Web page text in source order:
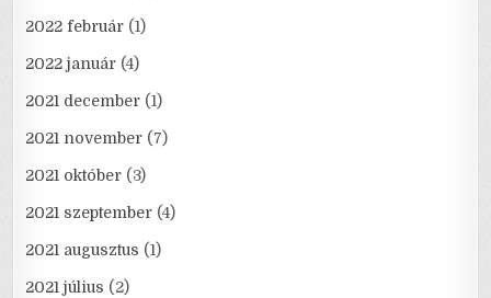
2022 február (1)
2022 január (4)
2021 december (1)
2021 november (7)
2021 október (3)
2021 szeptember (4)
2021 augusztus (1)
2021 július (2)